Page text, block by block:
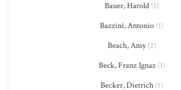
Bauer, Harold (1)
Bazzini, Antonio (1)
Beach, Amy(2)
Beck, Franz Ignaz(1)
Becker, Dietrich (1)